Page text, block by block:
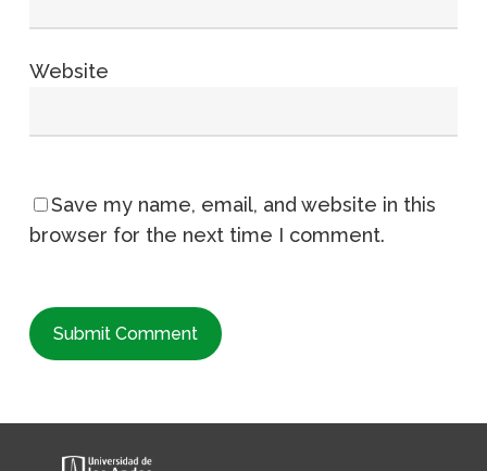
Website
Save my name, email, and website in this
browser for the next time I comment.